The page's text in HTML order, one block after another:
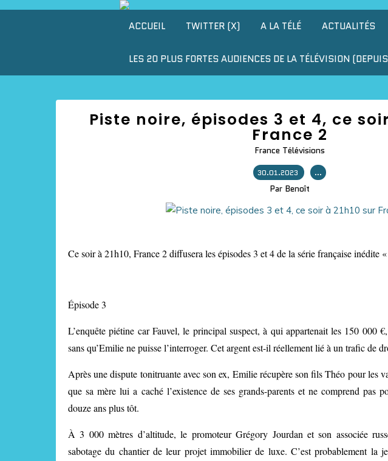
ACCUEIL TWITTER (X) A LA TÉLÉ ACTUALITÉS
LES 20 PLUS FORTES AUDIENCES DE LA TÉLÉVISION
Piste noire, épisodes 3 et 4, ce
France 2
France Télévisions
30.01.2023 …
Par Benoît
Ce soir à 21h10, France 2 diffusera les épisodes 3 et 4 de la série française inédite
Épisode 3
L’enquête piétine car Fauvel, le principal suspect, à qui appartenait les 150 000
sans qu’Emilie ne puisse l’interroger. Cet argent est-il réellement lié à un trafic de
Après une dispute tonitruante avec son ex, Emilie récupère son fils Théo pour les
que sa mère lui a caché l’existence de ses grands-parents et ne comprend pas
douze ans plus tôt.
À 3 000 mètres d’altitude, le promoteur Grégory Jourdan et son associée
sabotage du chantier de leur projet immobilier de luxe. C’est probablement la